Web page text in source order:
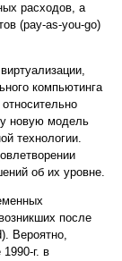
расходов, а
(pay-as-you-go)
компьютинга
новую модель
технологии.
об их уровне.
после
Вероятно,
г. в